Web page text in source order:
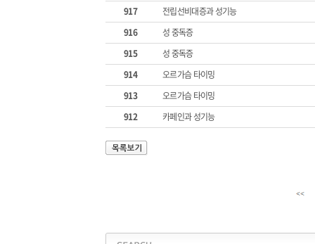
917
전립선비대증과 성기능
916
성 중독증
915
성 중독증
914
오르가슴 타이밍
913
오르가슴 타이밍
912
카페인과 성기능